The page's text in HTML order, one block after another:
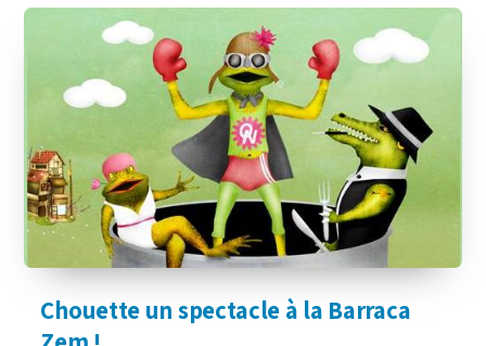
Chouette un spectacle à la Barraca